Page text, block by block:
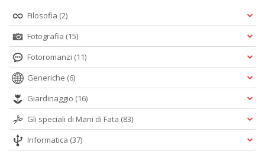
Filosofia (2)
Fotografia (15)
Fotoromanzi (11)
Generiche (6)
Giardinaggio (16)
Gli speciali di Mani di Fata (83)
Informatica (37)